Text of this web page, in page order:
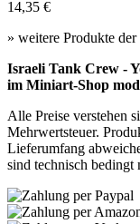
14,35 €
» weitere Produkte
Israeli Tank Crew -
im Miniart-Shop
Alle Preise verstehen
Mehrwertsteuer.
Lieferumfang
sind technisch bedingt